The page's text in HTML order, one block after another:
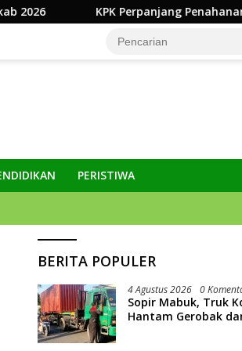
Penahanan Bupati Muara Enim
PERISTIWA
BERITA POPULER
4 Agustus 2026 0
Sopir Mabuk, Truk
Hantam Gerobak